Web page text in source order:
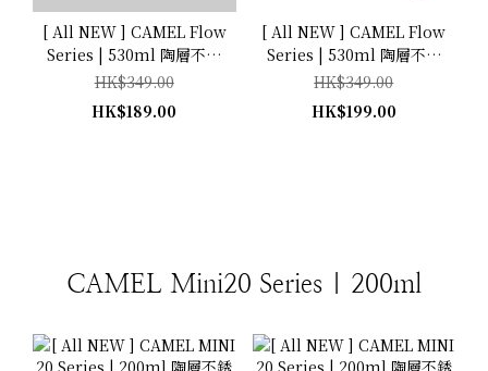
[ All NEW ] CAMEL Flow
Series | 530ml 陶層不銹
鋼真空保溫瓶 | 玫瑰粉紅
Dirty Pink
HK$349.00
HK$189.00
[ All NEW ] CAMEL Flow
Series | 530ml 陶層不銹
鋼真空保溫瓶 | Limited
HT ( DP )
HK$349.00
HK$199.00
CAMEL Mini20 Series | 200ml